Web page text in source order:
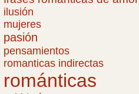
ilusión
mujeres
pasión
pensamientos
romanticas indirectas
románticas